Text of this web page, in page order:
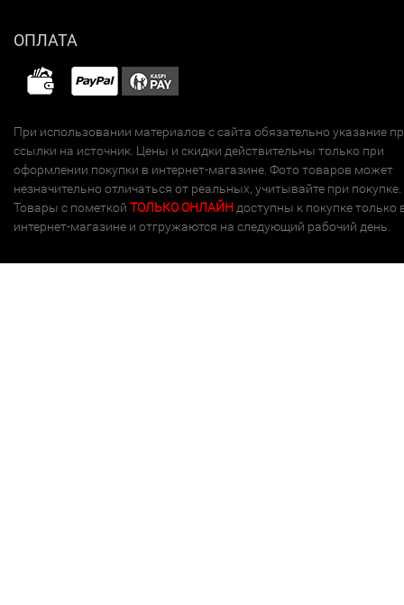
ОПЛАТА
При использовании материалов с сайта обязательно указание
ссылки на источник. Цены и скидки действительны только при
оформлении покупки в интернет-магазине. Фото товаров может
незначительно отличаться от реальных, учитывайте при покупке.
Товары с пометкой ТОЛЬКО ОНЛАЙН доступны к покупке только
интернет-магазине и отгружаются на следующий рабочий день.